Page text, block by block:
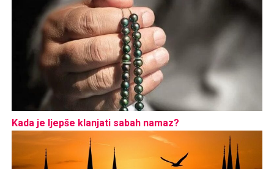
Kada je ljepše klanjati sabah namaz?